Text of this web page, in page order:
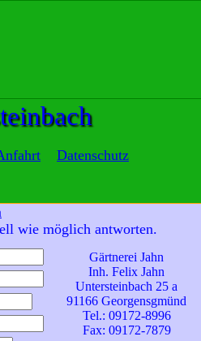
Datenschutz
wie möglich antworten.
Gärtnerei Jahn
Inh. Felix Jahn
Untersteinbach 25 a
91166 Georgensgmünd
Tel.: 09172-8996
Fax: 09172-7879
einverstanden,